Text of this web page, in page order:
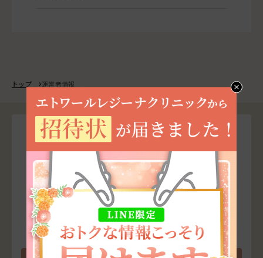
トップ 運営者情報
Contact/Counseling
お問い合わせ・
無料カウンセリング予約
カウンセリングは無料です。
まずはお気軽にご相談ください。
※ペアカウンセリングをご希望の場合は
お電話にてご予約をお願いいたします。